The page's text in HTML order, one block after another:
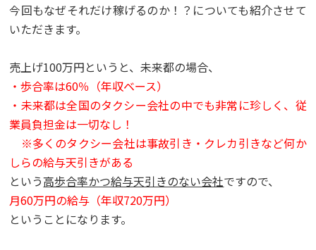
今回もなぜそれだけ稼げるのか！？についても紹介させて
いただきます。
売上げ100万円というと、未来都の場合、
・歩合率は60％（年収ベース）
・未来都は全国のタクシー会社の中でも非常に珍しく、従
業員負担金は一切なし！
※多くのタクシー会社は事故引き・クレカ引きなど何か
しらの給与天引きがある
という高歩合率かつ給与天引きのない会社ですので、
月60万円の給与（年収720万円）
ということになります。